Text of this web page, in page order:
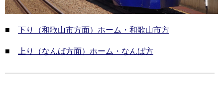
■ 下り（和歌山市方面）ホーム・和歌山市方
■ 上り（なんば方面）ホーム・なんば方